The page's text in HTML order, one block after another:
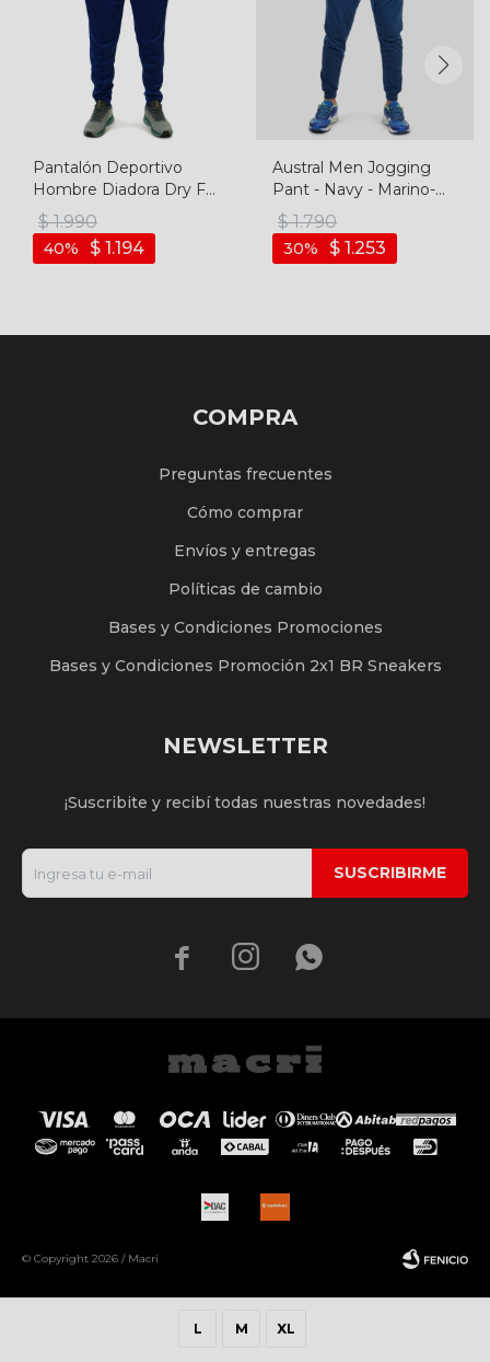
L M XL
Pantalón Deportivo
Hombre Diadora Dry Fit
- Marino-blanco
$ 1.990
$ 1.194
40
Austral Men Jogging
Pant - Navy - Marino-
azul
$ 1.790
$ 1.253
30
COMPRA
Preguntas frecuentes
Cómo comprar
Envíos y entregas
Políticas de cambio
Bases y Condiciones Promociones
Bases y Condiciones Promoción 2x1 BR Sneakers
NEWSLETTER
¡Suscribite y recibí todas nuestras novedades!
SUSCRIBIRME
  
© Copyright 2026 / Macri